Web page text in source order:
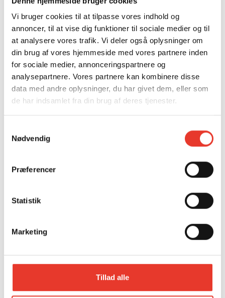
Vi bruger cookies til at tilpasse vores indhold og
annoncer, til at vise dig funktioner til sociale medier og til
at analysere vores trafik. Vi deler også oplysninger om
din brug af vores hjemmeside med vores partnere inden
for sociale medier, annonceringspartnere og
analysepartnere. Vores partnere kan kombinere disse
data med andre oplysninger, du har givet dem, eller som
de har indsamlet fra din brug af deres tjenester.
Nødvendig
Præferencer
Statistik
Marketing
Tillad alle
af gange en
bruger har
besøgt
hjemmesiden
samt datoer for
første og
seneste besøg.
på tværs af websites. Hensigten er at vise
den enkelte bruger, og dermed mere værdifulde
Maksimal
__Secure-
_TOKEN
omhandlende
interaktion med
indlejret indhold.
180